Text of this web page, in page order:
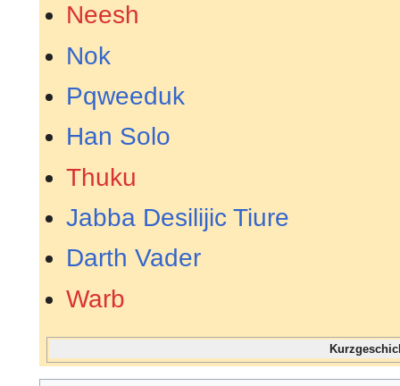
Neesh
Nok
Pqweeduk
Han Solo
Thuku
Jabba Desilijic Tiure
Darth Vader
Warb